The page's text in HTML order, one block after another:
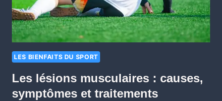
LES BIENFAITS DU SPORT
Les lésions musculaires : causes,
symptômes et traitements